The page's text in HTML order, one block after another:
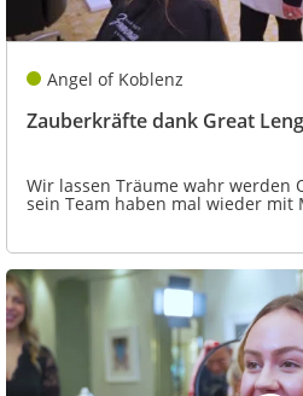
Angel of Koblenz
Zauberkräfte dank Great
Wir lassen Träume wahr werden
sein Team haben mal wieder mit